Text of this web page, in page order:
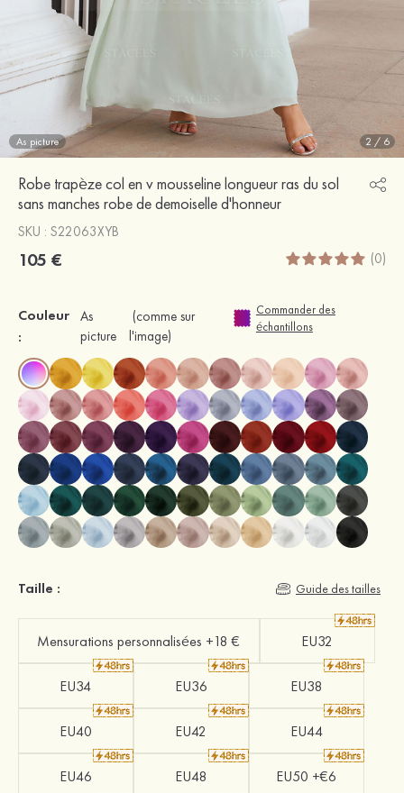
As picture 2 / 6
Robe trapèze col en v mousseline longueur ras du sol
sans manches robe de demoiselle d'honneur
SKU : S22063XYB
105 € (0)
Couleur
:
As
picture
(comme sur
l'image)
Commander des
échantillons
Taille : Guide des tailles
Mensurations personnalisées +18 € EU32
EU34 EU36 EU38
EU40 EU42 EU44
EU46 EU48 EU50 +€6